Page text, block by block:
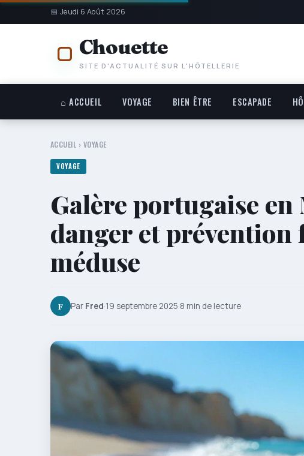
📅 Jeudi 6 Août 2026
Chouette
SITE D'ACTUALITÉ SUR L'HÔTELLERIE
⌂ ACCUEIL VOYAGE BIEN ÊTRE ESCAPADE
ACCUEIL › VOYAGE
VOYAGE
Galère portugaise
danger et prévention
méduse
F Par Fred·19 septembre 2025·8 min de lecture